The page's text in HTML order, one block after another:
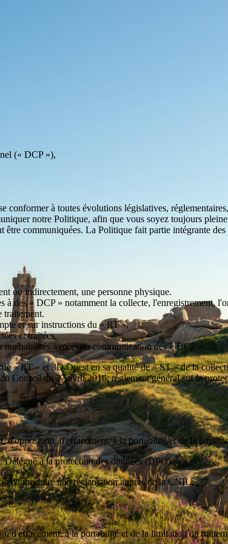
(« DCP »),
à toutes évolutions législatives,
notre Politique, afin que vous soyez toujours
être communiquées. La Politique fait partie intégrante
ou indirectement, une personne physique.
à des « DCP » notamment la collecte, l'enregistrement,
traitement.
et sur instructions du « RT ».
et traitées.
habilités à recevoir communication des « DCP ».
« RT » et 3D Ouest en sa qualité de « ST » de la
Conseil du 27 avril 2016, règlement général sur la
d'opposition, d'effacement, à la portabilité et de la
à la protection des données (DPO).
d'introduire une réclamation auprès de la CNIL.
d'effacement, à la portabilité et de la limitation du